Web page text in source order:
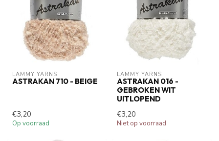
LAMMY YARNS
ASTRAKAN 710 - BEIGE
€3,20
Op voorraad
LAMMY YARNS
ASTRAKAN 016 -
GEBROKEN WIT
UITLOPEND
€3,20
Niet op voorraad